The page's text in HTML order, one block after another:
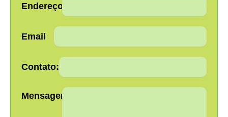
Endereço:
Email
Contato:
Mensagem: